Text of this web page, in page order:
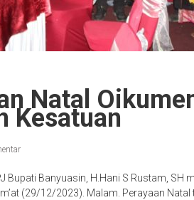
Natal
Kesatuan
Bupati Banyuasin, H.Hani S Rustam,
(29/12/2023). Malam. Perayaan